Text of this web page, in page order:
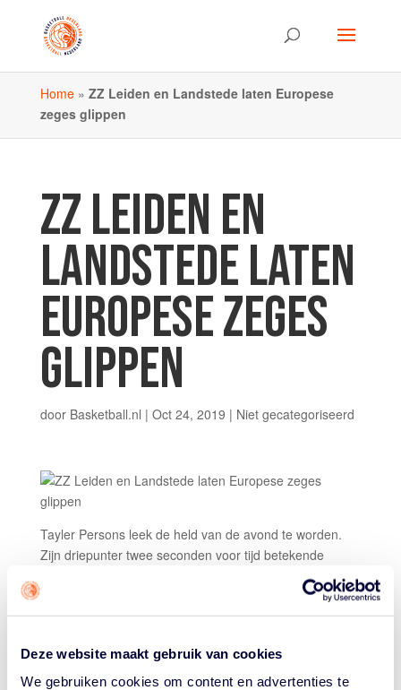
Deze website maakt gebruik van cookies
We gebruiken cookies om content en advertenties te
Home» ZZ Leiden en Landstede laten Europese
zeges glippen
ZZ LEIDEN EN
LANDSTEDE LATEN
EUROPESE ZEGES
GLIPPEN
door Basketball.nl | Oct 24, 2019 | Niet gecategoriseerd
Tayler Persons leek de held van de avond te worden.
Zijn driepunter twee seconden voor tijd betekende
woensdagavond in het eerste groepsduel van Zorg en
Zekerheid Leiden in de FIBA Europe Cup een 86-88
voorsprong. Benfica nam een time-out en maakte
dankzij vijf aanvallende rebounds, toch nog de winst
met103-99.